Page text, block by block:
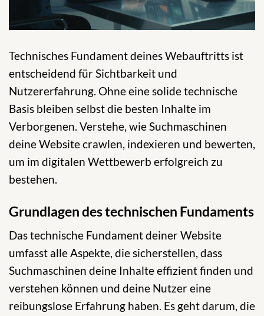
Technisches Fundament deines Webauftritts ist
entscheidend für Sichtbarkeit und
Nutzererfahrung. Ohne eine solide technische
Basis bleiben selbst die besten Inhalte im
Verborgenen. Verstehe, wie Suchmaschinen
deine Website crawlen, indexieren und bewerten,
um im digitalen Wettbewerb erfolgreich zu
bestehen.
Grundlagen des technischen Fundaments
Das technische Fundament deiner Website
umfasst alle Aspekte, die sicherstellen, dass
Suchmaschinen deine Inhalte effizient finden und
verstehen können und deine Nutzer eine
reibungslose Erfahrung haben. Es geht darum, die